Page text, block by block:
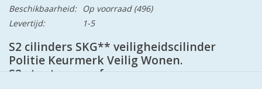
Beschikbaarheid:
Op voorraad(496)
Levertijd:
1-5
S2 cilinders SKG** veiligheidscilinder
Politie Keurmerk Veilig Wonen.
S2 staat voor safe en secure.